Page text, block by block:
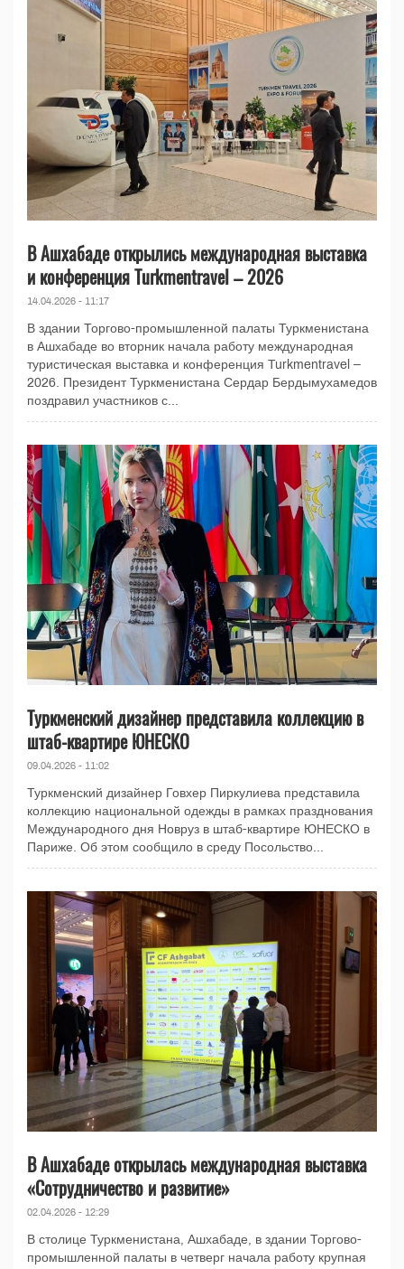
В Ашхабаде открылись международная выставка
и конференция Turkmentravel – 2026
14.04.2026 - 11:17
В здании Торгово-промышленной палаты Туркменистана
в Ашхабаде во вторник начала работу международная
туристическая выставка и конференция Turkmentravel –
2026. Президент Туркменистана Сердар Бердымухамедов
поздравил участников с...
Туркменский дизайнер представила коллекцию в
штаб-квартире ЮНЕСКО
09.04.2026 - 11:02
Туркменский дизайнер Говхер Пиркулиева представила
коллекцию национальной одежды в рамках празднования
Международного дня Новруз в штаб-квартире ЮНЕСКО в
Париже. Об этом сообщило в среду Посольство...
В Ашхабаде открылась международная выставка
«Сотрудничество и развитие»
02.04.2026 - 12:29
В столице Туркменистана, Ашхабаде, в здании Торгово-
промышленной палаты в четверг начала работу крупная